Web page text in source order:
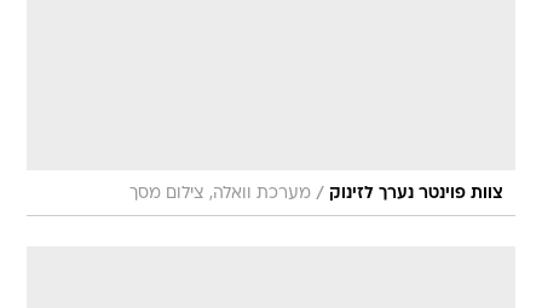
צוות פוינטר נערך לזינוק / מערכת וואלה, צילום מסך